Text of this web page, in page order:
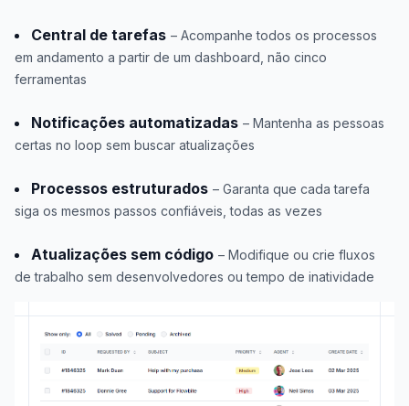
Central de tarefas – Acompanhe todos os processos
em andamento a partir de um dashboard, não cinco
ferramentas
Notificações automatizadas – Mantenha as pessoas
certas no loop sem buscar atualizações
Processos estruturados – Garanta que cada tarefa
siga os mesmos passos confiáveis, todas as vezes
Atualizações sem código – Modifique ou crie fluxos
de trabalho sem desenvolvedores ou tempo de inatividade